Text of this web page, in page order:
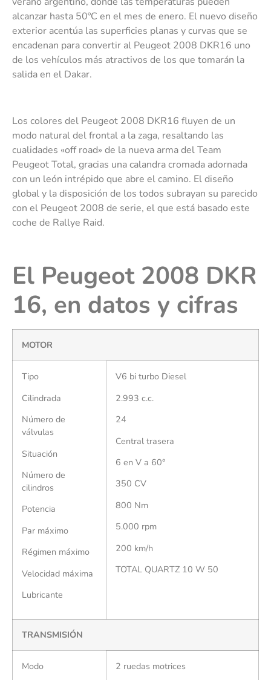
alcanzar hasta 50ºC en el mes de enero. El nuevo diseño
exterior acentúa las superficies planas y curvas que se
encadenan para convertir al Peugeot 2008 DKR16 uno
de los vehículos más atractivos de los que tomarán la
salida en el Dakar.
Los colores del Peugeot 2008 DKR16 fluyen de un
modo natural del frontal a la zaga, resaltando las
cualidades «off road» de la nueva arma del Team
Peugeot Total, gracias una calandra cromada adornada
con un león intrépido que abre el camino. El diseño
global y la disposición de los todos subrayan su parecido
con el Peugeot 2008 de serie, el que está basado este
coche de Rallye Raid.
El Peugeot 2008 DKR
16, en datos y cifras
MOTOR
Tipo
Cilindrada
Número de
válvulas
Situación
Número de
cilindros
Potencia
Par máximo
Régimen máximo
Velocidad máxima
Lubricante
V6 bi turbo Diesel
2.993 c.c.
24
Central trasera
6 en V a 60°
350 CV
800 Nm
5.000 rpm
200 km/h
TOTAL QUARTZ 10 W 50
TRANSMISIÓN
Modo
2 ruedas motrices